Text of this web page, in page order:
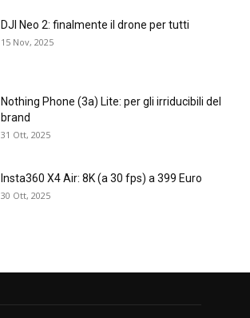
DJI Neo 2: finalmente il drone per tutti
15 Nov, 2025
Nothing Phone (3a) Lite: per gli irriducibili del
brand
31 Ott, 2025
Insta360 X4 Air: 8K (a 30 fps) a 399 Euro
30 Ott, 2025